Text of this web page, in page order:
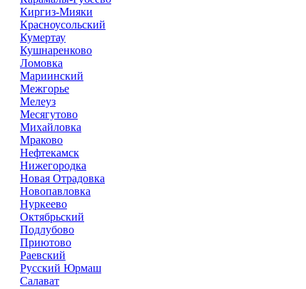
Киргиз-Мияки
Красноусольский
Кумертау
Кушнаренково
Ломовка
Мариинский
Межгорье
Мелеуз
Месягутово
Михайловка
Мраково
Нефтекамск
Нижегородка
Новая Отрадовка
Новопавловка
Нуркеево
Октябрьский
Подлубово
Приютово
Раевский
Русский Юрмаш
Салават